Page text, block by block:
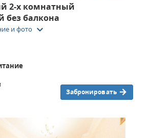
2-х комнатный
балкона
и фото keyboard_arrow_down
Забронировать